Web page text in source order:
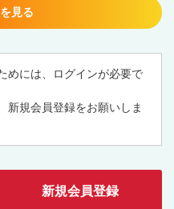
見る
めには、ログインが必要で
新規会員登録をお願いしま
新規会員登録